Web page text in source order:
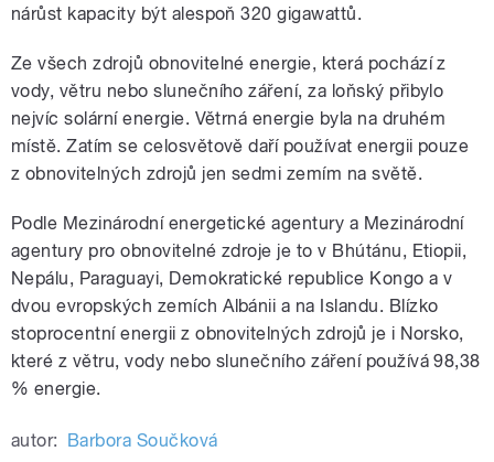
nárůst kapacity být alespoň 320 gigawattů.
Ze všech zdrojů obnovitelné energie, která pochází z
vody, větru nebo slunečního záření, za loňský přibylo
nejvíc solární energie. Větrná energie byla na druhém
místě. Zatím se celosvětově daří používat energii pouze
z obnovitelných zdrojů jen sedmi zemím na světě.
Podle Mezinárodní energetické agentury a Mezinárodní
agentury pro obnovitelné zdroje je to v Bhútánu, Etiopii,
Nepálu, Paraguayi, Demokratické republice Kongo a v
dvou evropských zemích Albánii a na Islandu. Blízko
stoprocentní energii z obnovitelných zdrojů je i Norsko,
které z větru, vody nebo slunečního záření používá 98,38
% energie.
autor: Barbora Součková